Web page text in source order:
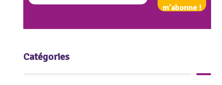
Catégories